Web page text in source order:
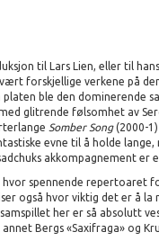
til Lars Lien, eller til
forskjellige verkene på
platen ble den
glitrende følsomhet av
Somber Song(2000-
evne til å holde lange,
akkompagnement er
spennende repertoaret
også hvor viktig det er å
her er så
Bergs «Saxifraga» og